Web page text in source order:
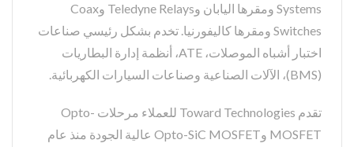
Systems ومقرها اليابان وTeledyne Relays وCoax
Switches ومقرها كاليفورنيا. تخدم بشكل رئيسي صناعات
اختبار أشباه الموصلات، ATE، أنظمة إدارة البطاريات
(BMS)، الآلات الصناعية وصناعات السيارات الكهربائية.
تقدم Toward Technologies للعملاء مرحلات Opto-
MOSFET وOpto-SiC MOSFET عالية الجودة منذ عام